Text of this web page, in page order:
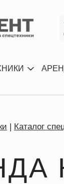
Каталог